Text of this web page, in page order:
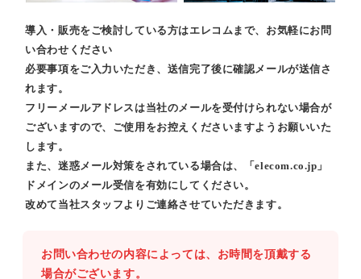
導入・販売をご検討している方はエレコムまで、お気軽にお問
い合わせください
必要事項をご入力いただき、送信完了後に確認メールが送信さ
れます。
フリーメールアドレスは当社のメールを受付けられない場合が
ございますので、ご使用をお控えくださいますようお願いいた
します。
また、迷惑メール対策をされている場合は、「elecom.co.jp」
ドメインのメール受信を有効にしてください。
改めて当社スタッフよりご連絡させていただきます。
お問い合わせの内容によっては、お時間を頂戴する
場合がございます。